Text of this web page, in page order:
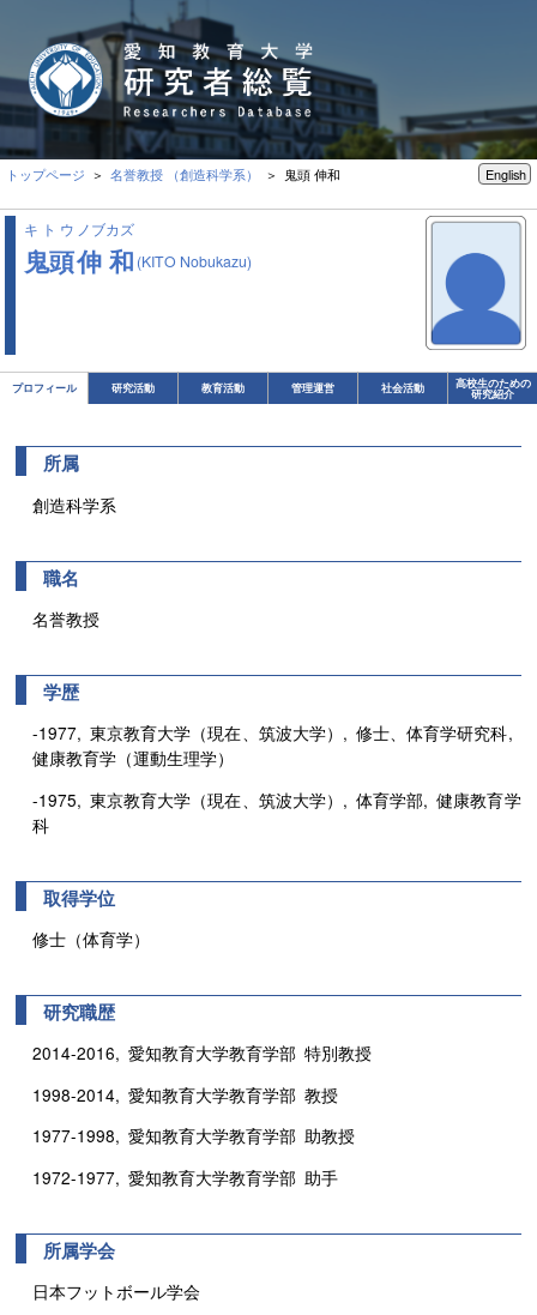
トップページ ＞ 名誉教授 （創造科学系） ＞ 鬼頭 伸和 English
キトウ ノブカズ
鬼頭伸和 (KITO Nobukazu)
プロフィール 研究活動 教育活動 管理運営 社会活動 高校生のための
研究紹介
所属
創造科学系
職名
名誉教授
学歴
-1977, 東京教育大学（現在、筑波大学）, 修士、体育学研究科,
健康教育学（運動生理学）
-1975, 東京教育大学（現在、筑波大学）, 体育学部, 健康教育学
科
取得学位
修士（体育学）
研究職歴
2014-2016, 愛知教育大学教育学部 特別教授
1998-2014, 愛知教育大学教育学部 教授
1977-1998, 愛知教育大学教育学部 助教授
1972-1977, 愛知教育大学教育学部 助手
所属学会
日本フットボール学会